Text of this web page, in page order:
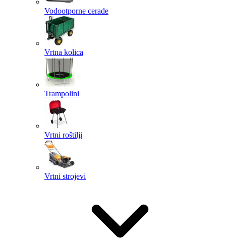
Vodootporne cerade
Vrtna kolica
Trampolini
Vrtni roštilji
Vrtni strojevi